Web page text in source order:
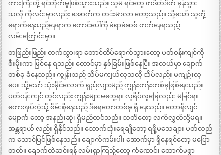
ကားကြီးတို့ ရင်တိုက်မှုဖြစ်သွားသည်။ သူမ ရင်တွေ တဒိတ်ဒိတ် ခုန်သွား
သလို ကိုလင်းမှာလည်း အောက်က တင်းမာလာ တော့သည်။ သို့သော် သူတို့
ရောက်နေသည့်နေရာက တောင်ပေါ်ကို ခဲရာခဲဆစ် တက်နေရသည့်
လမ်းကြောင်းမှာ။
တဖြည်းဖြည်း တက်သွားရာ တောင်ထိပ်ရောက်သွားတော့ ပတ်ဝန်းကျင်ကို
စီးမိုးကာ မြင်နေ ရသည်။ တောင်မှာ နှစ်ခြမ်းဖြစ်နေပြီး အလယ်မှာ ချောက်
တစ်ခု ခံနေသည်။ ကျွန်းသည် သိပ်မကျယ်လှသလို သိပ်လည်း မကျဉ်းလှ
ပေ။ သို့သော် သုံးမိုင်လောက် ရှည်လျားမည့် ကျွန်းတန်းတစ်ခုဖြစ်နေသည်။
ပတ်ဝန်းကျင် တွင်လည်း ကျွန်းများမတွေ့ရ။ လူရိပ်လူခြေလည်း မမြင်ရ။
တောအုပ်ကဲ့သို့ စိမ်းစိုနေသည့် ဒီရေတောတစ်ခု ရှိ နေသည်။ တောရှိလျင်
မျောက် တော့ အနည်းဆုံး ရှိမည်ထင်သည်။ သတိတော့ လက်လွှတ်လို့မရ။
အန္တရာယ် လည်း ရှိနိုင်သည်။ သောက်သုံးရေချိုတော့ ရဖို့မသေချာ။ ပတ်လည်
က သောင်ပြင်ဖြစ်နေသည်။ ချောက်ကမ်းပါး အောက်မှာ ရှိနေရင်တော့ မပြော
တတ်။ ချောက်ထဲဆင်းရန် လမ်းရှာကြည့်တော့ ကံကောင်း ထောက်မစွာ